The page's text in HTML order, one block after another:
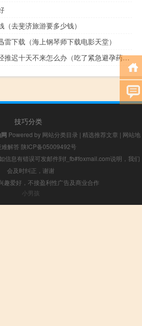
去斐济旅游要多少钱）
下载（海上钢琴师下载电影天堂）
吃了紧急避孕药后月经推迟十天不来怎么办（吃了紧急避孕药月经推迟十多天没来怎么办）
技巧分类
Powered by 网站分类目录 | 精选推荐文章 | 网站地
难解答 陕ICP备05009492号
信息有错误可发邮件到f_fb#foxmail.com说明，我们
会及时纠正，谢谢
趣爱好，不接盈利性广告及商业合作
小男孩